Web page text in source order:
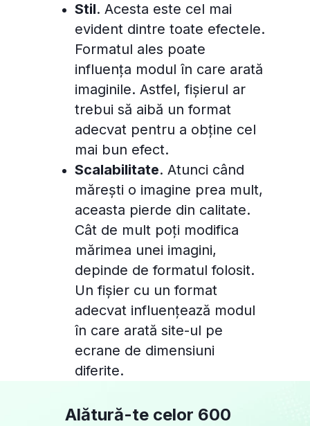
Stil. Acesta este cel mai
evident dintre toate efectele.
Formatul ales poate
influența modul în care arată
imaginile. Astfel, fișierul ar
trebui să aibă un format
adecvat pentru a obține cel
mai bun efect.
Scalabilitate. Atunci când
mărești o imagine prea mult,
aceasta pierde din calitate.
Cât de mult poți modifica
mărimea unei imagini,
depinde de formatul folosit.
Un fișier cu un format
adecvat influențează modul
în care arată site-ul pe
ecrane de dimensiuni
diferite.
Alătură-te celor 600